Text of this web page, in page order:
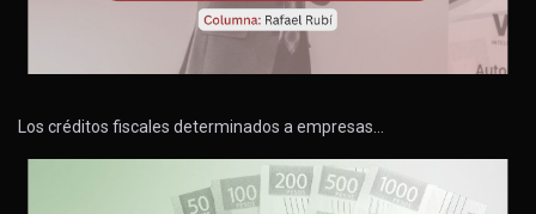
Los créditos fiscales determinados a empresas…